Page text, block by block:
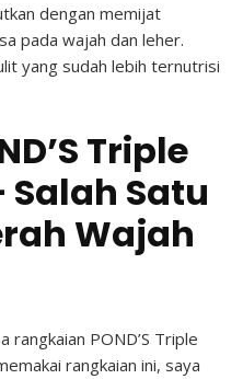
dengan memijat
pada wajah dan leher.
yang sudah lebih ternutrisi
Triple
Salah Satu
Wajah
rangkaian POND’S Triple
rangkaian ini, saya